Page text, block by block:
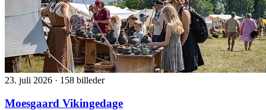
23. juli 2026 · 158 billeder
Moesgaard Vikingedage